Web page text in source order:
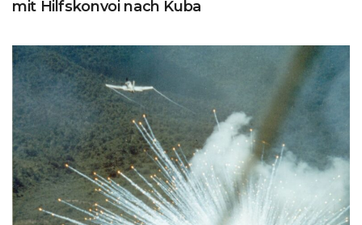
mit Hilfskonvoi nach Kuba